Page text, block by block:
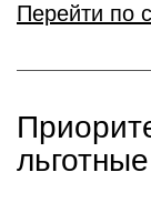
Перейти по